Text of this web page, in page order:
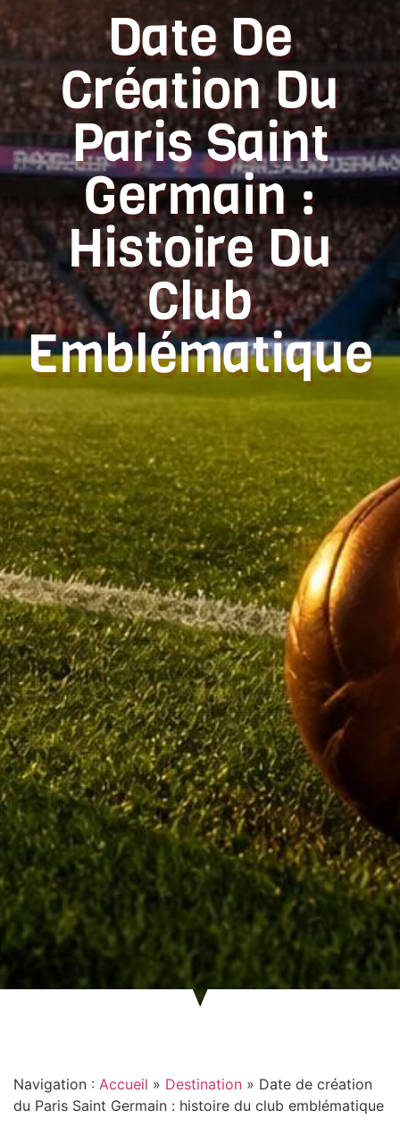
Date De
Création Du
Paris Saint
Germain :
Histoire Du
Club
Emblématique
Navigation : Accueil » Destination » Date de création
du Paris Saint Germain : histoire du club emblématique